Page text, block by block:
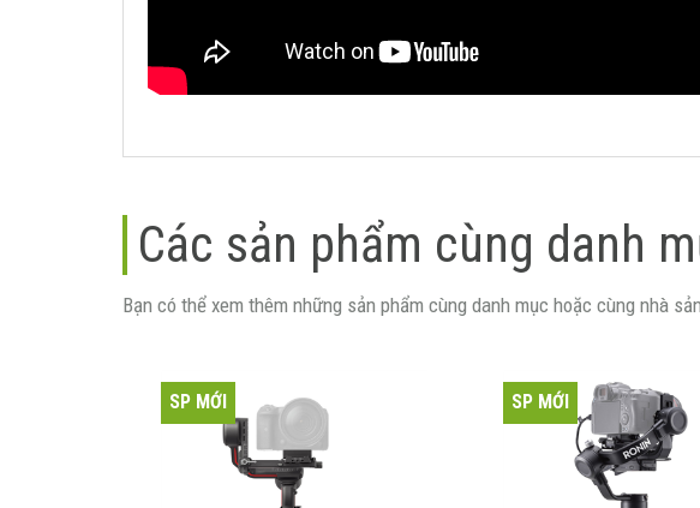
Các sản phẩm cùng danh
Bạn có thể xem thêm những sản phẩm cùng danh mục hoặc cùng nhà
SP MỚI SP MỚI